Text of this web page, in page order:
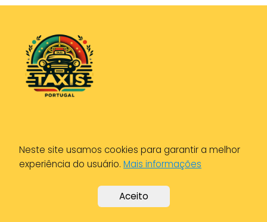
Política de Privacidade
Política de Cookies
Neste site usamos cookies para garantir a melhor
experiência do usuário. Mais informações
Aceito